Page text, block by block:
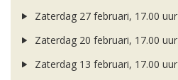
Zaterdag 27 februari, 17.00 uur
Zaterdag 20 februari, 17.00 uur
Zaterdag 13 februari, 17.00 uur